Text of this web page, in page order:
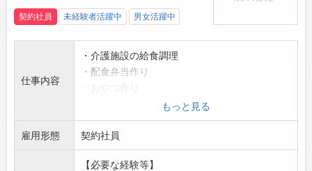
契約社員 未経験者活躍中 男女活躍中
仕事内容
・介護施設の給食調理
・配食弁当作り
・献立作成
※変更範囲:法人の定める業務の範囲
もっと見る
雇用形態 契約社員
【必要な経験等】